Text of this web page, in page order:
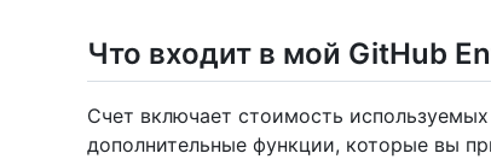
Что входит в мой GitHub
Счет включает стоимость
дополнительные функции, которые вы